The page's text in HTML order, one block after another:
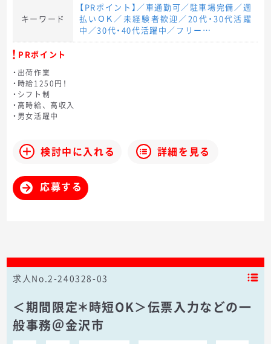
キーワード
【PRポイント】／車通勤可／駐車場完備／週
払いＯＫ／未経験者歓迎／20代・30代活躍
中／30代・40代活躍中／フリー…
PRポイント
・出荷作業
・時給1250円！
・シフト制
・高時給、高収入
・男女活躍中
検討中に入れる 詳細を見る
応募する
求人No.2-240328-03
＜期間限定＊時短OK＞伝票入力などの一
般事務＠金沢市